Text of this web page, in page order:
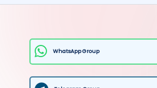
WhatsApp Group